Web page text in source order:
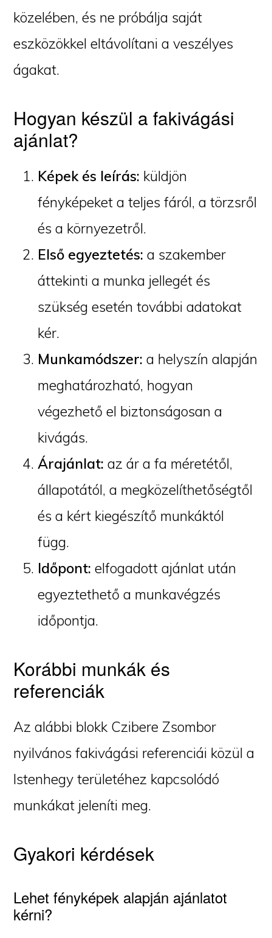
közelében, és ne próbálja saját
eszközökkel eltávolítani a veszélyes
ágakat.
Hogyan készül a fakivágási
ajánlat?
Képek és leírás: küldjön
fényképeket a teljes fáról, a törzsről
és a környezetről.
Első egyeztetés: a szakember
áttekinti a munka jellegét és
szükség esetén további adatokat
kér.
Munkamódszer: a helyszín alapján
meghatározható, hogyan
végezhető el biztonságosan a
kivágás.
Árajánlat: az ár a fa méretétől,
állapotától, a megközelíthetőségtől
és a kért kiegészítő munkáktól
függ.
Időpont: elfogadott ajánlat után
egyeztethető a munkavégzés
időpontja.
Korábbi munkák és
referenciák
Az alábbi blokk Czibere Zsombor
nyilvános fakivágási referenciái közül a
Istenhegy területéhez kapcsolódó
munkákat jeleníti meg.
Gyakori kérdések
Lehet fényképek alapján ajánlatot
kérni?